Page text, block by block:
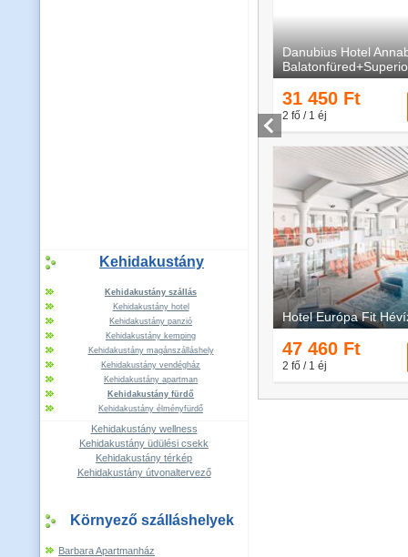
Kehidakustány
Kehidakustány szállás
Kehidakustány hotel
Kehidakustány panzió
Kehidakustány kemping
Kehidakustány magánszálláshely
Kehidakustány vendégház
Kehidakustány apartman
Kehidakustány fürdő
Kehidakustány élményfürdő
Kehidakustány wellness
Kehidakustány üdülési csekk
Kehidakustány térkép
Kehidakustány útvonaltervező
Környező szálláshelyek
Barbara Apartmanház